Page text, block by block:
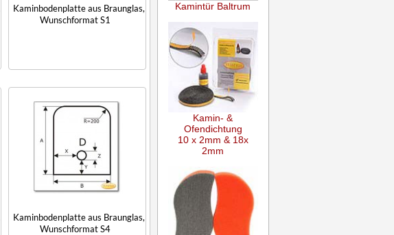
Kaminbodenplatte aus Braunglas,
Wunschformat S1
Kaminbodenplatte aus Braunglas,
Wunschformat S4
Kamintür Baltrum
Kamin- &
Ofendichtung
10 x 2mm & 18x
2mm